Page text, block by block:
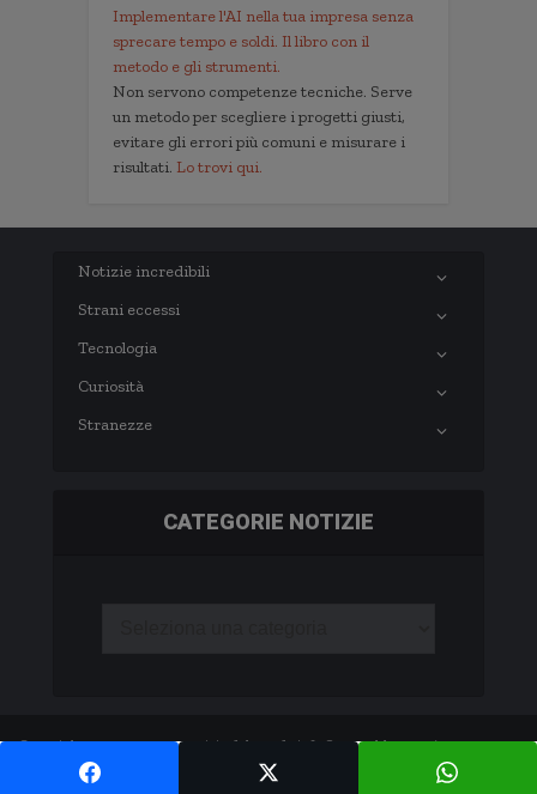
Implementare l'AI nella tua impresa senza
sprecare tempo e soldi. Il libro con il
metodo e gli strumenti.
Non servono competenze tecniche. Serve
un metodo per scegliere i progetti giusti,
evitare gli errori più comuni e misurare i
risultati. Lo trovi qui.
Notizie incredibili
Strani eccessi
Tecnologia
Curiosità
Stranezze
CATEGORIE NOTIZIE
Copyright © 2003-2020 notizie.delmondo.info Questo blog non è una testata
giornalistica né una pubblicazione periodica. -
Privacy Policy